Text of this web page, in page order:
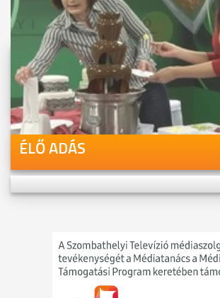
Videóink megtekinthetőek
Youtube-csatornánkon is!
ÉLŐ ADÁS